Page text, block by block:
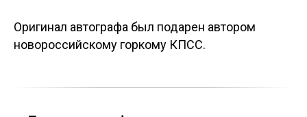
Оригинал автографа был подарен автором
новороссийскому горкому КПСС.